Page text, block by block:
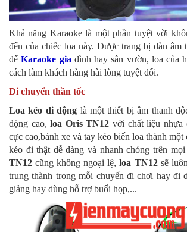
Khả năng Karaoke là một phần tuyệt vời
đến của chiếc loa này. Được trang bị dàn âm
đểKaraoke gia đình hay sân vườn, loa của
cách làm khách hàng hài lòng tuyệt đối.
Di chuyển thần tốc
Loa kéo di động là một thiết bị âm thanh
động cao,loa Oris TN12 với chất liệu nhựa
cực cao,bánh xe và tay kéo biến loa thành một
kéo đi thật dễ dàng và nhanh chóng trên
TN12 cũng không ngoại lệ,loa TN12sẽ
trung thành trong mỗi chuyến đi chơi hay đi
giảng hay dùng hỗ trợ buổi họp,...